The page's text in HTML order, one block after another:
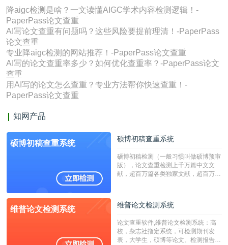
降aigc检测是啥？一文读懂AIGC学术内容检测逻辑！-
PaperPass论文查重
AI写论文查重有问题吗？这些风险要提前理清！-PaperPass
论文查重
专业降aigc检测的网站推荐！-PaperPass论文查重
AI写的论文查重率多少？如何优化查重率？-PaperPass论文
查重
用AI写的论文怎么查重？专业方法帮你快速查重！-
PaperPass论文查重
知网产品
硕博初稿查重系统 硕博初稿查重系统
硕博初稿检测（一般习惯叫做硕博预审
版），论文查重检测上千万篇中文文
献，超百万篇各类独家文献，超百万港
校用来检测硕博论文的系统，检测范围
广，数据来源真实，检测算法合理!本
字符数30万）
维普论文检测系统 维普论文检测系统
论文查重软件,维普论文检测系统：高
校，杂志社指定系统，可检测期刊发
表，大学生，硕博等论文。检测报告支